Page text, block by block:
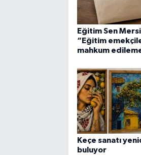
Eğitim Sen
“Eğitim
mahkum
Keçe sanatı
buluyor